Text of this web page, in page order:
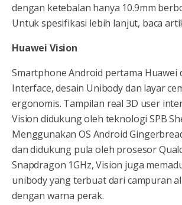
dengan ketebalan hanya 10.9mm
Untuk spesifikasi lebih lanjut, baca
Huawei Vision
Smartphone Android pertama Huawei
Interface, desain Unibody dan layar
ergonomis. Tampilan real 3D user
Vision didukung oleh teknologi SPB
Menggunakan OS Android
dan didukung pula oleh prosesor
Snapdragon 1GHz, Vision juga
unibody yang terbuat dari campuran
dengan warna perak.